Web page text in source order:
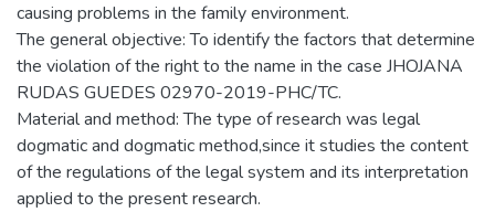
causing problems in the family environment.
The general objective: To identify the factors that determine
the violation of the right to the name in the case JHOJANA
RUDAS GUEDES 02970-2019-PHC/TC.
Material and method: The type of research was legal
dogmatic and dogmatic method,since it studies the content
of the regulations of the legal system and its interpretation
applied to the present research.